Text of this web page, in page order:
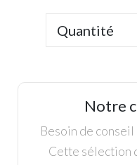
Quantité
Notre
Besoin de conseil
Cette sélection